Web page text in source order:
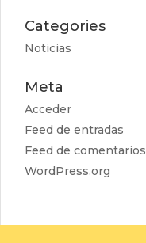
Categories
Noticias
Meta
Acceder
Feed de entradas
Feed de comentarios
WordPress.org